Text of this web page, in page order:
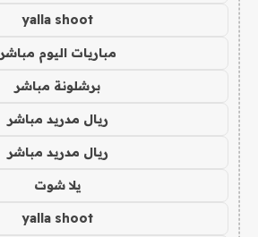
yalla shoot
مباريات اليوم مباشر
برشلونة مباشر
ريال مدريد مباشر
ريال مدريد مباشر
يلا شوت
yalla shoot